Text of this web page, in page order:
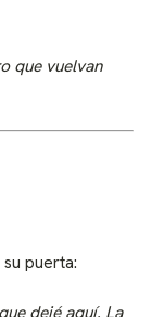
que vuelvan
puerta:
dejé aquí. La